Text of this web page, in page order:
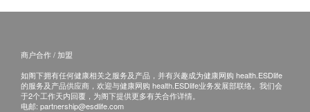
商户合作 / 加盟
如阁下拥有任何健康相关之服务及产品，并有兴趣成为健康网购 health.ESDlife
的服务及产品供应商，欢迎与健康网购 health.ESDlife业务发展部联络。我们会
于2个工作天内回覆，为阁下提供更多有关合作详情。
电邮: partnership@esdlife.com